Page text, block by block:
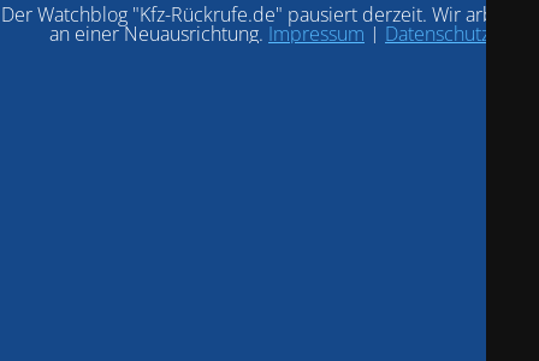
Der Watchblog "Kfz-Rückrufe.de" pausiert derzeit. Wir arbeiten
an einer Neuausrichtung. Impressum | Datenschutz